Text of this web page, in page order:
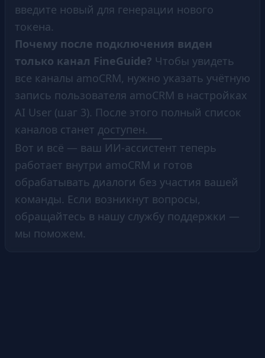
введите новый для генерации нового
токена.
Почему после подключения виден
только канал FineGuide? Чтобы увидеть
все каналы amoCRM, нужно указать учётную
запись пользователя amoCRM в настройках
AI User (шаг 3). После этого полный список
каналов станет доступен.
Вот и всё — ваш ИИ-ассистент теперь
работает внутри amoCRM и готов
обрабатывать диалоги без участия вашей
команды. Если возникнут вопросы,
обращайтесь в нашу службу поддержки —
мы поможем.